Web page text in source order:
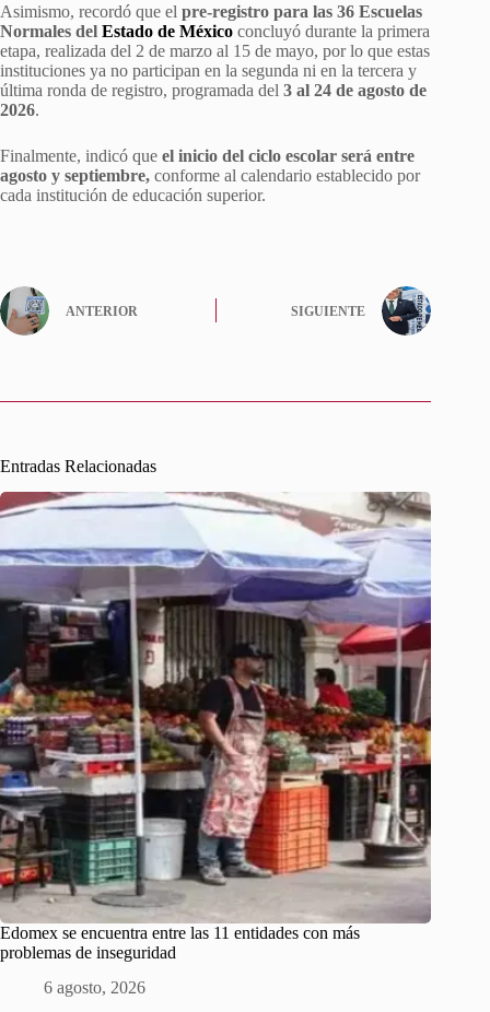
Asimismo, recordó que el pre-registro para las 36 Escuelas
Normales del Estado de México concluyó durante la primera
etapa, realizada del 2 de marzo al 15 de mayo, por lo que estas
instituciones ya no participan en la segunda ni en la tercera y
última ronda de registro, programada del 3 al 24 de agosto de
2026.
Finalmente, indicó que el inicio del ciclo escolar será entre
agosto y septiembre, conforme al calendario establecido por
cada institución de educación superior.
ANTERIOR SIGUIENTE
Entradas Relacionadas
Edomex se encuentra entre las 11 entidades con más
problemas de inseguridad
6 agosto, 2026